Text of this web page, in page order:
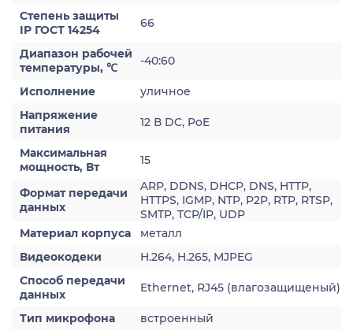
Степень защиты
IP ГОСТ 14254
66
Диапазон рабочей
температуры, ℃
-40:60
Исполнение
уличное
Напряжение
питания
12 В DC, PoE
Максимальная
мощность, Вт
15
Формат передачи
данных
ARP, DDNS, DHCP, DNS, HTTP,
HTTPS, IGMP, NTP, P2P, RTP, RTSP,
SMTP, TCP/IP, UDP
Материал корпуса
металл
Видеокодеки
H.264, H.265, MJPEG
Способ передачи
данных
Ethernet, RJ45 (влагозащищеный)
Тип микрофона
встроенный